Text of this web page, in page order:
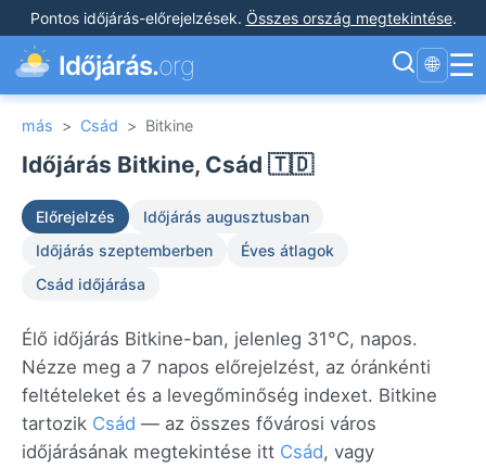
Pontos időjárás-előrejelzések. Összes ország megtekintése.
Időjárás.org 🌐 ☰
más > Csád > Bitkine
Időjárás Bitkine, Csád 🇹🇩
Előrejelzés
Időjárás augusztusban
Időjárás szeptemberben
Éves átlagok
Csád időjárása
Élő időjárás Bitkine-ban, jelenleg 31°C, napos.
Nézze meg a 7 napos előrejelzést, az óránkénti
feltételeket és a levegőminőség indexet. Bitkine
tartozik Csád — az összes fővárosi város
időjárásának megtekintése itt Csád, vagy